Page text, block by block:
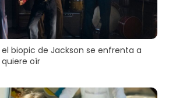
biopic de Jackson se enfrenta a
oír